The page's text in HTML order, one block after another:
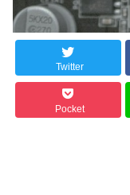
Twitter
Pocket